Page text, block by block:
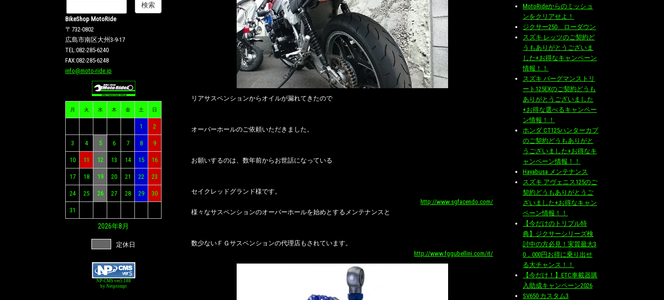
BikeShop MotoRide
〒732-0802
広島市南区大州3-9-17
TEL:082-285-6240
FAX:082-285-6248
info@moto-ride.jp
月 火 水 木 金 土 日
1 2
3 4 5 6 7 8 9
10 11 12 13 14 15 16
17 18 19 20 21 22 23
24 25 26 27 28 29 30
31
2026年8月
定休日
NP-CMS ver5.188
by Netprompt
リアサスペンションからオイルが漏れてきたので
オーバーホールのご依頼いただきました。
お願いするのは、数年前からお世話になっている
セイクレッドグランド様です。
http://www.sgfacendo.com/
様々なサスペンションのオーバーホールを始めとするメンテナンスと
数少ないＦＧサスペンションの代理店もされています。
http://www.fggubellini.com/it/
MotoRideからのミッショ
ンをクリアせよ！
ジクサー250 ローダウン
スズキ レッツのご契約ど
うもありがとうございま
した+お得なキャンペーン
情報！！
スズキ バーグマンストリ
ート125EXのご契約どうも
ありがとうございました
+お得な選べるキャンペー
ン情報！！
ホンダ CT125ハンターカブ
のご契約どうもありがと
うございました+お得なキ
ャンペーン情報！！
Hayabusa メンテナンス
スズキ アヴェニス125のご
契約どうもありがとうご
ざいました+お得なキャン
ペーン情報！！
【今だけのトリプル特
典】ジクサーシリーズ検
討中の方必見！実質最大3
0，000円お得に乗り出せ
る大チャンス！！
【今だけ！】ETC車載器購
入助成キャンペーン2026
SV650 カスタム3